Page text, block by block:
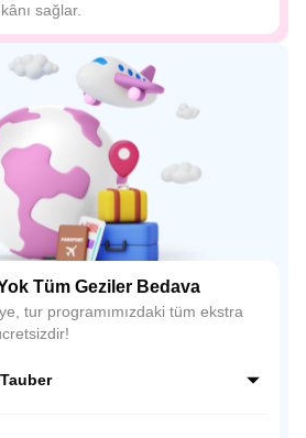
sağlar.
Tüm Geziler Bedava
tur programımızdaki tüm ekstra